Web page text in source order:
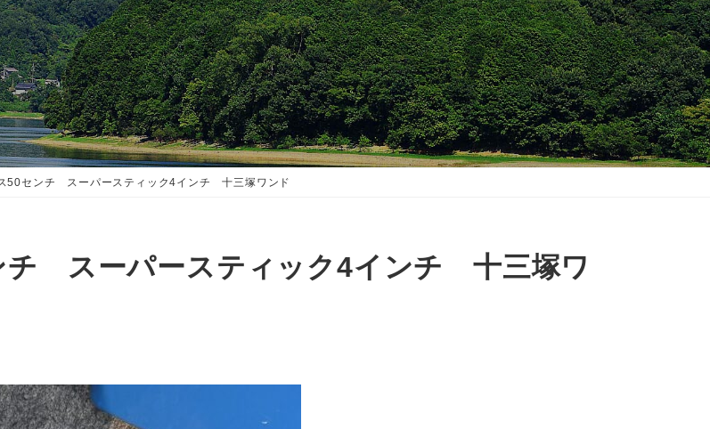
50センチ スーパースティック4インチ 十三塚ワンド
スーパースティック4インチ 十三塚ワ